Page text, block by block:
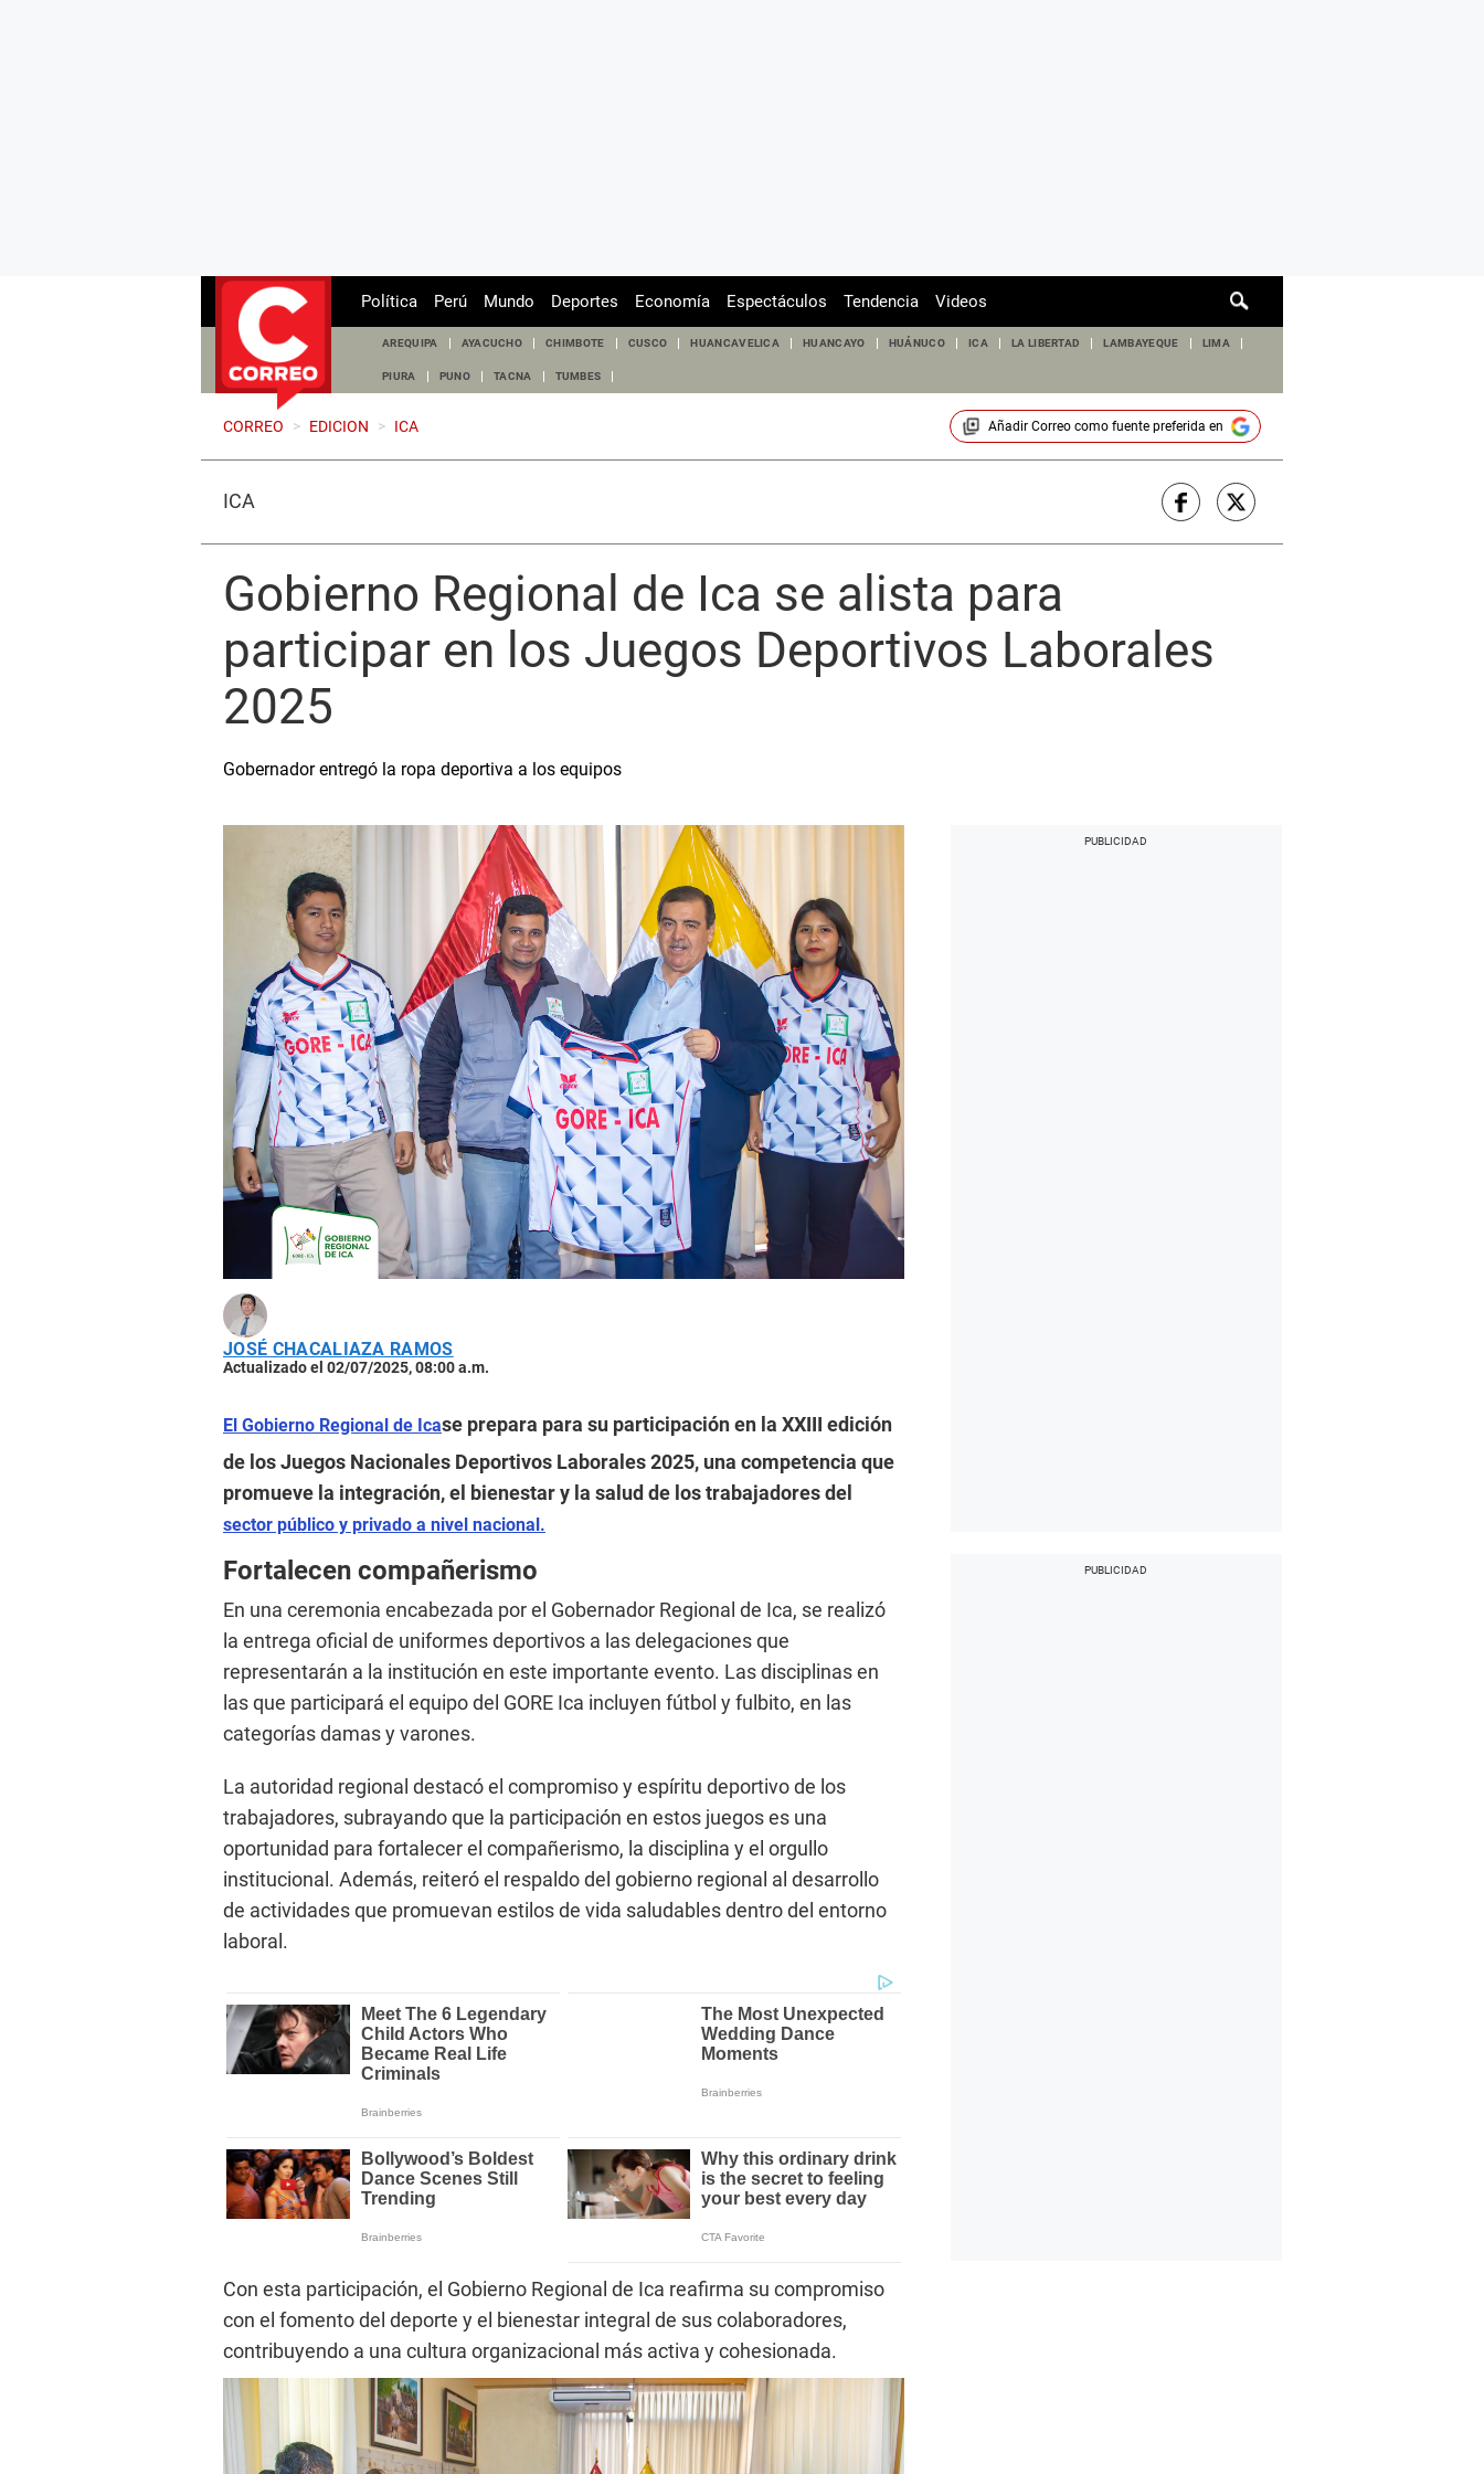
de
Política Perú Mundo Deportes Economía Espectáculos Tendencia Videos
AREQUIPA AYACUCHO CHIMBOTE CUSCO HUANCAVELICA HUANCAYO HUÁNUCO ICA LA LIBERTAD LAMBAYEQUE LIMA
PIURA PUNO TACNA TUMBES
CORREO > EDICION > ICA Añadir Correocomo fuente preferida en
ICA
Gobierno Regional de Ica se alista para
participar en los Juegos Deportivos Laborales
2025
Gobernador entregó la ropa deportiva a los equipos
JOSÉ CHACALIAZA RAMOS
Actualizado el 02/07/2025, 08:00 a.m.
El Gobierno Regional de Icase prepara para su participación en la XXIII edición
de los Juegos Nacionales Deportivos Laborales 2025, una competencia que
promueve la integración, el bienestar y la salud de los trabajadores del
sector público y privado a nivel nacional.
Fortalecen compañerismo
En una ceremonia encabezada por el Gobernador Regional de Ica, se realizó
la entrega oficial de uniformes deportivos a las delegaciones que
representarán a la institución en este importante evento. Las disciplinas en
las que participará el equipo del GORE Ica incluyen fútbol y fulbito, en las
categorías damas y varones.
La autoridad regional destacó el compromiso y espíritu deportivo de los
trabajadores, subrayando que la participación en estos juegos es una
oportunidad para fortalecer el compañerismo, la disciplina y el orgullo
institucional. Además, reiteró el respaldo del gobierno regional al desarrollo
de actividades que promuevan estilos de vida saludables dentro del entorno
laboral.
Con esta participación, el Gobierno Regional de Ica reafirma su compromiso
con el fomento del deporte y el bienestar integral de sus colaboradores,
contribuyendo a una cultura organizacional más activa y cohesionada.